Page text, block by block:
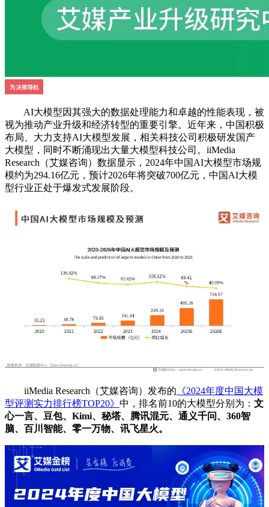
AI大模型因其强大的数据处理能力和卓越的性能表现，被
视为推动产业升级和经济转型的重要引擎。近年来，中国积极
布局、大力支持AI大模型发展，相关科技公司积极研发国产
大模型，同时不断涌现出大量大模型科技公司。iiMedia
Research（艾媒咨询）数据显示，2024年中国AI大模型市场规
模约为294.16亿元，预计2026年将突破700亿元，中国AI大模
型行业正处于爆发式发展阶段。
iiMedia Research（艾媒咨询）发布的 《2024年度中国大模
型评测实力排行榜TOP20》 中，排名前10的大模型分别为： 文
心一言、豆包、Kimi、秘塔、腾讯混元、通义千问、360智
脑、百川智能、零一万物、讯飞星火。